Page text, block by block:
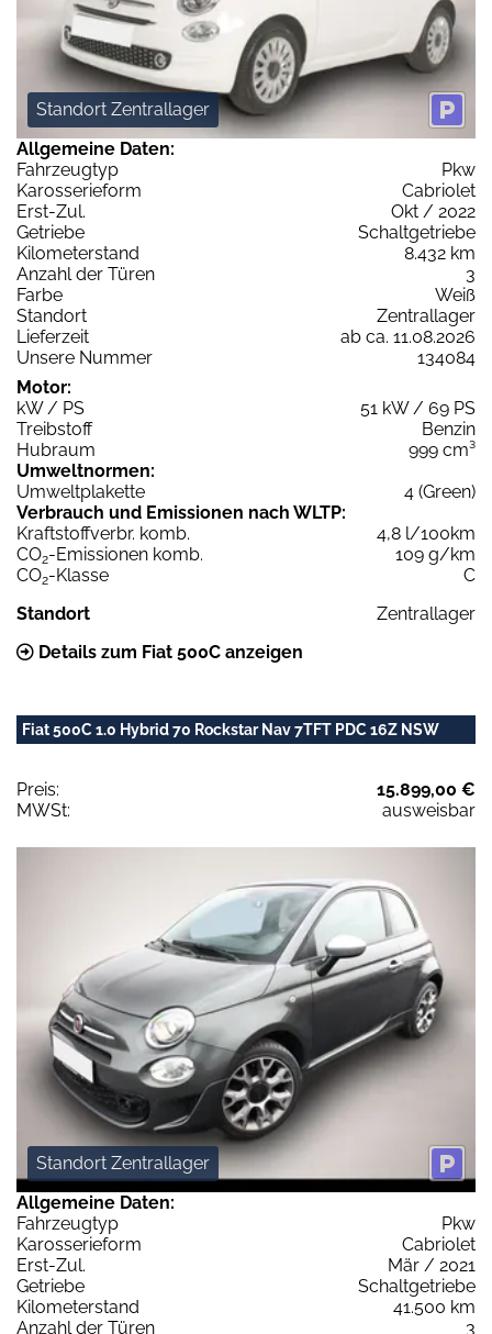
Standort Zentrallager
Allgemeine Daten:
Fahrzeugtyp
Pkw
Karosserieform
Cabriolet
Erst-Zul.
Okt / 2022
Getriebe
Schaltgetriebe
Kilometerstand
8.432 km
Anzahl der Türen
3
Farbe
Weiß
Standort
Zentrallager
Lieferzeit
ab ca. 11.08.2026
Unsere Nummer
134084
Motor:
kW / PS
51 kW / 69 PS
Treibstoff
Benzin
Hubraum
999 cm³
Umweltnormen:
Umweltplakette
4 (Green)
Verbrauch und Emissionen nach WLTP:
Kraftstoffverbr. komb.
4,8 l/100km
CO2-Emissionen komb.
109 g/km
CO2-Klasse
C
Standort
Zentrallager
Details zum Fiat 500C anzeigen
Fiat 500C 1.0 Hybrid 70 Rockstar Nav 7TFT PDC 16Z NSW
Preis:
15.899,00 €
MWSt:
ausweisbar
Standort Zentrallager
Allgemeine Daten:
Fahrzeugtyp
Pkw
Karosserieform
Cabriolet
Erst-Zul.
Mär / 2021
Getriebe
Schaltgetriebe
Kilometerstand
41.500 km
Anzahl der Türen
3